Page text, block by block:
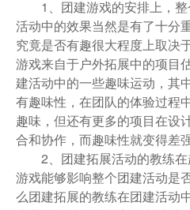
1、团建游戏的安排上，整
活动中的效果当然是有了十分
究竟是否有趣很大程度上取决
游戏来自于户外拓展中的项目
建活动中的一些趣味运动，其
有趣味性，在团队的体验过程
趣味，但还有更多的项目在设
合和协作，而趣味性就变得差强
2、团建拓展活动的教练在
游戏能够影响整个团建活动是
么团建拓展的教练在团建活动